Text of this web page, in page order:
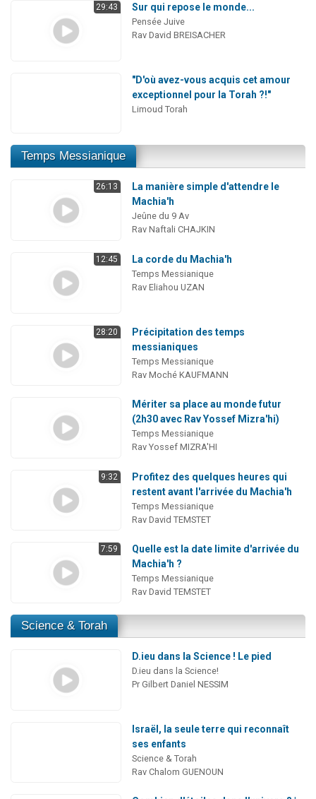
29:43 Sur qui repose le monde...
Pensée Juive
Rav David BREISACHER
"D'où avez-vous acquis cet amour
exceptionnel pour la Torah ?!"
Limoud Torah
Temps Messianique
26:13
La manière simple d'attendre le
Machia'h
Jeûne du 9 Av
Rav Naftali CHAJKIN
12:45 La corde du Machia'h
Temps Messianique
Rav Eliahou UZAN
28:20
Précipitation des temps
messianiques
Temps Messianique
Rav Moché KAUFMANN
Mériter sa place au monde futur
(2h30 avec Rav Yossef Mizra'hi)
Temps Messianique
Rav Yossef MIZRA'HI
9:32
Profitez des quelques heures qui
restent avant l'arrivée du Machia'h
Temps Messianique
Rav David TEMSTET
7:59
Quelle est la date limite d'arrivée du
Machia'h ?
Temps Messianique
Rav David TEMSTET
Science & Torah
D.ieu dans la Science ! Le pied
D.ieu dans la Science!
Pr Gilbert Daniel NESSIM
Israël, la seule terre qui reconnaît
ses enfants
Science & Torah
Rav Chalom GUENOUN